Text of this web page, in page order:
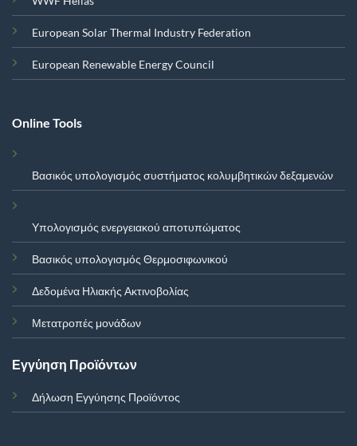
European Solar Thermal Industry Federation
European Renewable Energy Council
Online Tools
Βασικός υπολογισμός συστήματος κολυμβητικών δεξαμενών
Υπολογισμός ενεργειακού αποτυπώματος
Βασικός υπολογισμός Θερμοσιφωνικού
Δεδομένα Ηλιακής Ακτινοβολίας
Μετατροπές μονάδων
Εγγύηση Προϊόντων
Δήλωση Εγγύησης Προϊόντος